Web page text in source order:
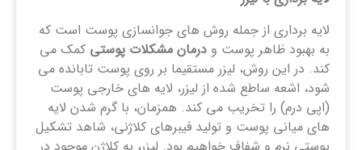
لایه برداری از جمله روش های جوانسازی پوست است که
به بهبود ظاهر پوست و درمان مشکلات پوستی کمک می
کند. در این روش، لیزر مستقیما بر روی پوست تابانده می
شود، اشعه ساطع شده از لیزر، لایه های خارجی پوست
(اپی درم) را تخریب می کند. همزمان، با گرم شدن لایه
های میانی پوست و تولید فیبرهای کلاژنی، شاهد تشکیل